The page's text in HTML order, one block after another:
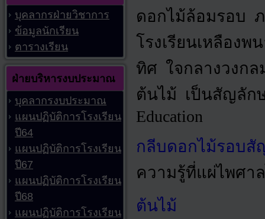
บุคลากรฝ่ายวิชาการ
ข้อมูลนักเรียน
ตารางเรียน
ฝ่ายบริหารงบประมาณ
บุคลากรงบประมาณ
แผนปฏิบัติการโรงเรียน
ปี64
แผนปฏิบัติการโรงเรียน
ปี67
แผนปฏิบัติการโรงเรียน
ปี68
แผนปฏิบัติการโรงเรียน
ดอกไม้ล้อมรอบ
โรงเรียนเหลืองพ
ทิศ ใจกลางวงก
ต้นไม้ เป็นสัญลัก
Education
กลีบดอกไม้รอบ
ความรู้ที่แผ่ไพศา
ต้นไม้